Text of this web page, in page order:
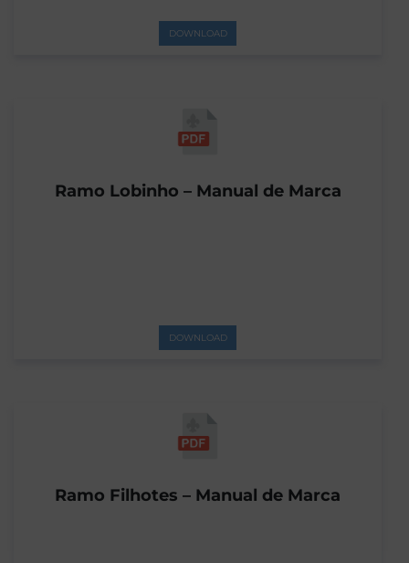
DOWNLOAD
Ramo Lobinho – Manual de Marca
DOWNLOAD
Ramo Filhotes – Manual de Marca